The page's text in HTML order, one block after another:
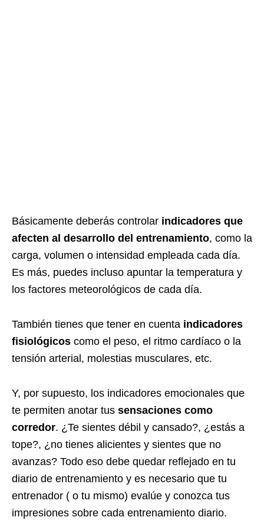
Básicamente deberás controlar indicadores que
afecten al desarrollo del entrenamiento, como la
carga, volumen o intensidad empleada cada día.
Es más, puedes incluso apuntar la temperatura y
los factores meteorológicos de cada día.
También tienes que tener en cuenta indicadores
fisiológicos como el peso, el ritmo cardíaco o la
tensión arterial, molestias musculares, etc.
Y, por supuesto, los indicadores emocionales que
te permiten anotar tus sensaciones como
corredor. ¿Te sientes débil y cansado?, ¿estás a
tope?, ¿no tienes alicientes y sientes que no
avanzas? Todo eso debe quedar reflejado en tu
diario de entrenamiento y es necesario que tu
entrenador ( o tu mismo) evalúe y conozca tus
impresiones sobre cada entrenamiento diario.